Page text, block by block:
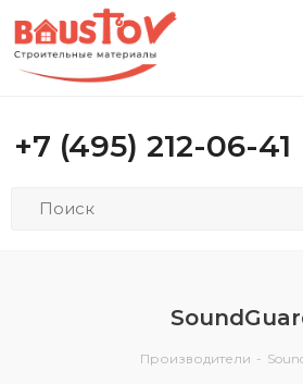
+7 (495) 212-06-41
Производители -